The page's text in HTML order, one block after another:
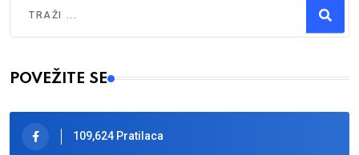
Type 2 or more characters for results.
POVEŽITE SE
109,624 Pratilaca